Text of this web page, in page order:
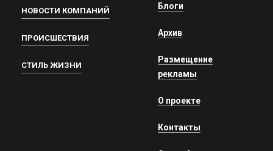
НОВОСТИ КОМПАНИЙ
ПРОИСШЕСТВИЯ
СТИЛЬ ЖИЗНИ
Блоги
Архив
Размещение
рекламы
О проекте
Контакты